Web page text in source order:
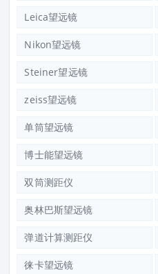
Leica望远镜
Nikon望远镜
Steiner望远镜
zeiss望远镜
单筒望远镜
博士能望远镜
双筒测距仪
奥林巴斯望远镜
弹道计算测距仪
徕卡望远镜